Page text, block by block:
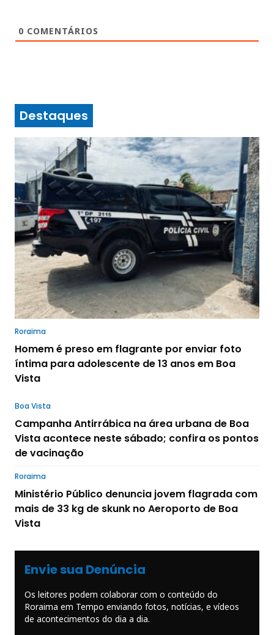
0 COMENTÁRIOS
Destaques
Roraima
Homem é preso em flagrante por enviar foto
íntima para adolescente de 13 anos em Boa
Vista
Boa Vista
Campanha Antirrábica na área urbana de Boa
Vista acontece neste sábado; confira os pontos
de vacinação
Roraima
Ministério Público denuncia jovem flagrada com
mais de 33 kg de skunk no Aeroporto de Boa
Vista
Envie sua Denúncia
Os leitores podem colaborar com o conteúdo do
Roraima em Tempo enviando fotos, notícias, e vídeos
de acontecimentos do dia a dia.